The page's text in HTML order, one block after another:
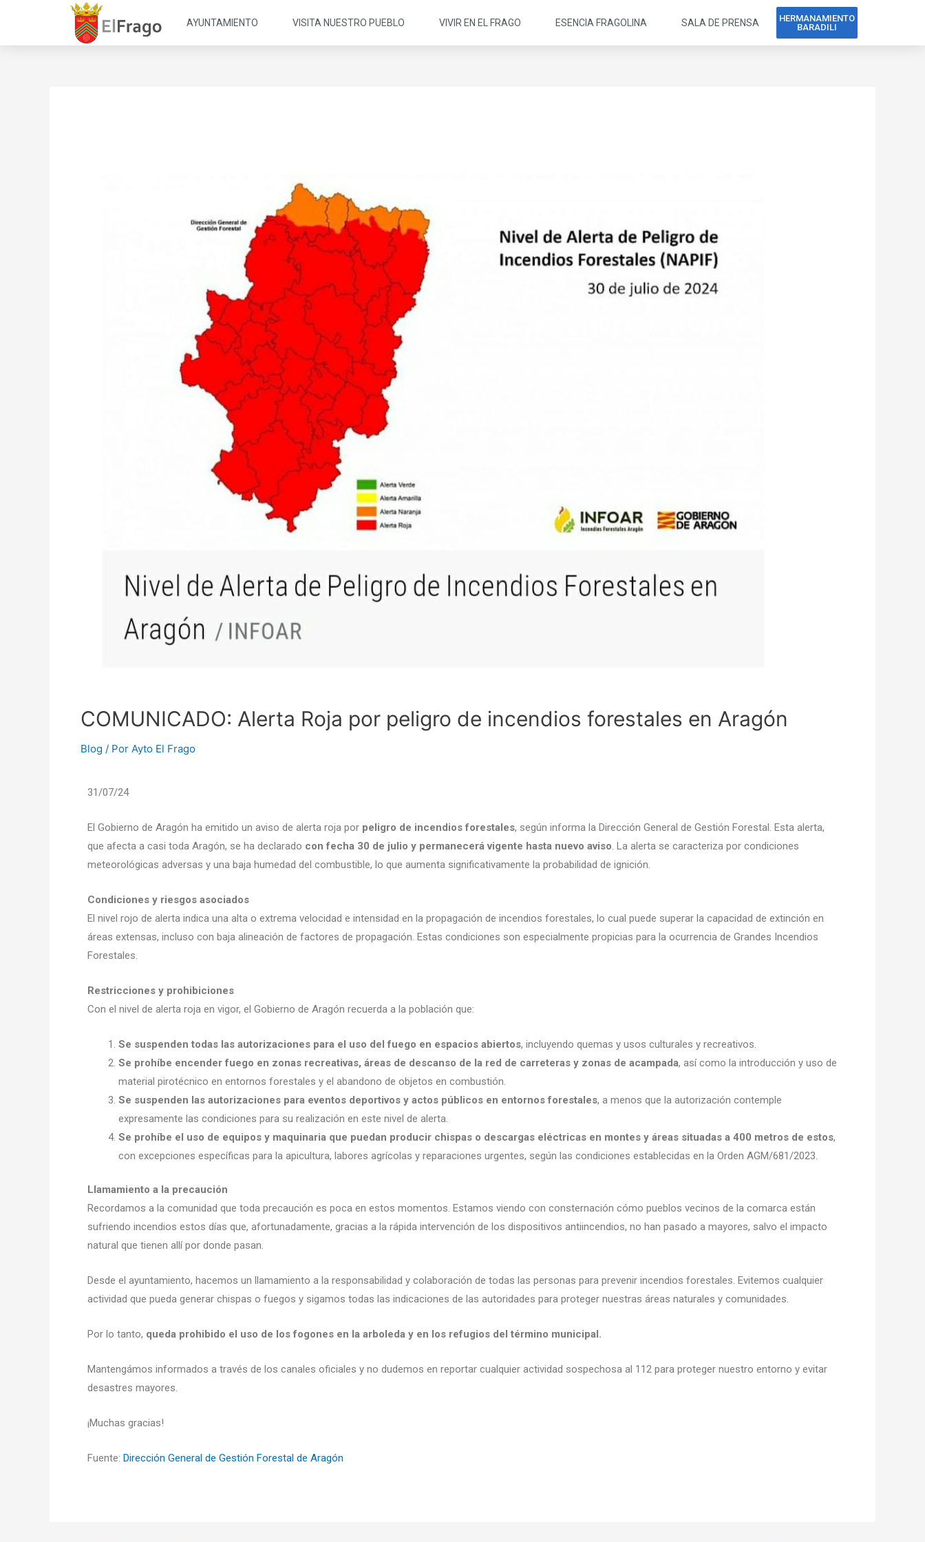
AYUNTAMIENTO VISITA NUESTRO PUEBLO VIVIR EN EL FRAGO ESENCIA FRAGOLINA SALA DE PRENSA
HERMANAMIENTO
BARADILI
COMUNICADO: Alerta Roja por peligro de incendios forestales en Aragón
Blog / Por Ayto El Frago
31/07/24
El Gobierno de Aragón ha emitido un aviso de alerta roja por peligro de incendios forestales, según informa la Dirección General de Gestión Forestal. Esta alerta,
que afecta a casi toda Aragón, se ha declarado con fecha 30 de julio y permanecerá vigente hasta nuevo aviso. La alerta se caracteriza por condiciones
meteorológicas adversas y una baja humedad del combustible, lo que aumenta significativamente la probabilidad de ignición.
Condiciones y riesgos asociados
El nivel rojo de alerta indica una alta o extrema velocidad e intensidad en la propagación de incendios forestales, lo cual puede superar la capacidad de extinción en
áreas extensas, incluso con baja alineación de factores de propagación. Estas condiciones son especialmente propicias para la ocurrencia de Grandes Incendios
Forestales.
Restricciones y prohibiciones
Con el nivel de alerta roja en vigor, el Gobierno de Aragón recuerda a la población que:
Se suspenden todas las autorizaciones para el uso del fuego en espacios abiertos, incluyendo quemas y usos culturales y recreativos.
Se prohíbe encender fuego en zonas recreativas, áreas de descanso de la red de carreteras y zonas de acampada, así como la introducción y uso de
material pirotécnico en entornos forestales y el abandono de objetos en combustión.
Se suspenden las autorizaciones para eventos deportivos y actos públicos en entornos forestales, a menos que la autorización contemple
expresamente las condiciones para su realización en este nivel de alerta.
Se prohíbe el uso de equipos y maquinaria que puedan producir chispas o descargas eléctricas en montes y áreas situadas a 400 metros de estos,
con excepciones específicas para la apicultura, labores agrícolas y reparaciones urgentes, según las condiciones establecidas en la Orden AGM/681/2023.
Llamamiento a la precaución
Recordamos a la comunidad que toda precaución es poca en estos momentos. Estamos viendo con consternación cómo pueblos vecinos de la comarca están
sufriendo incendios estos días que, afortunadamente, gracias a la rápida intervención de los dispositivos antiincendios, no han pasado a mayores, salvo el impacto
natural que tienen allí por donde pasan.
Desde el ayuntamiento, hacemos un llamamiento a la responsabilidad y colaboración de todas las personas para prevenir incendios forestales. Evitemos cualquier
actividad que pueda generar chispas o fuegos y sigamos todas las indicaciones de las autoridades para proteger nuestras áreas naturales y comunidades.
Por lo tanto, queda prohibido el uso de los fogones en la arboleda y en los refugios del término municipal.
Mantengámos informados a través de los canales oficiales y no dudemos en reportar cualquier actividad sospechosa al 112 para proteger nuestro entorno y evitar
desastres mayores.
¡Muchas gracias!
Fuente: Dirección General de Gestión Forestal de Aragón